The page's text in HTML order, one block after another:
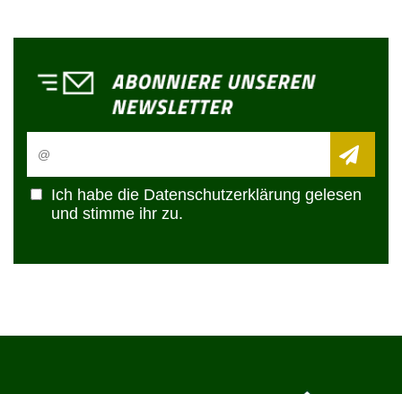
Ich habe die Datenschutzerklärung gelesen
und stimme ihr zu.